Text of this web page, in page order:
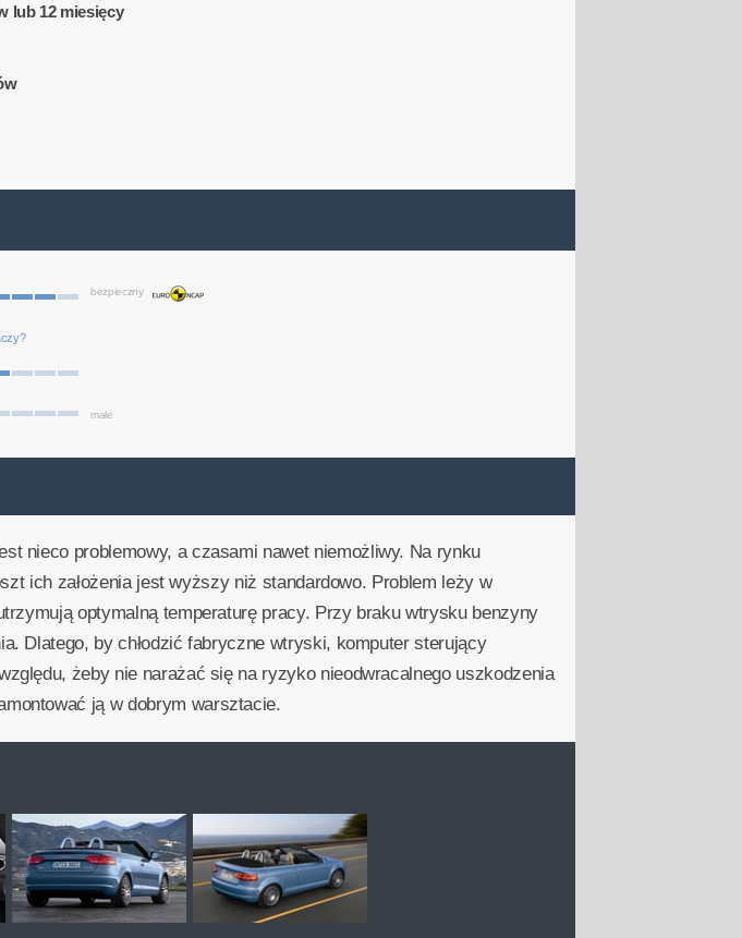
lub 12 miesięcy
bezpieczny
małe
nieco problemowy, a czasami nawet niemożliwy. Na rynku
ich założenia jest wyższy niż standardowo. Problem leży w
optymalną temperaturę pracy. Przy braku wtrysku benzyny
Dlatego, by chłodzić fabryczne wtryski, komputer sterujący
żeby nie narażać się na ryzyko nieodwracalnego uszkodzenia
ją w dobrym warsztacie.